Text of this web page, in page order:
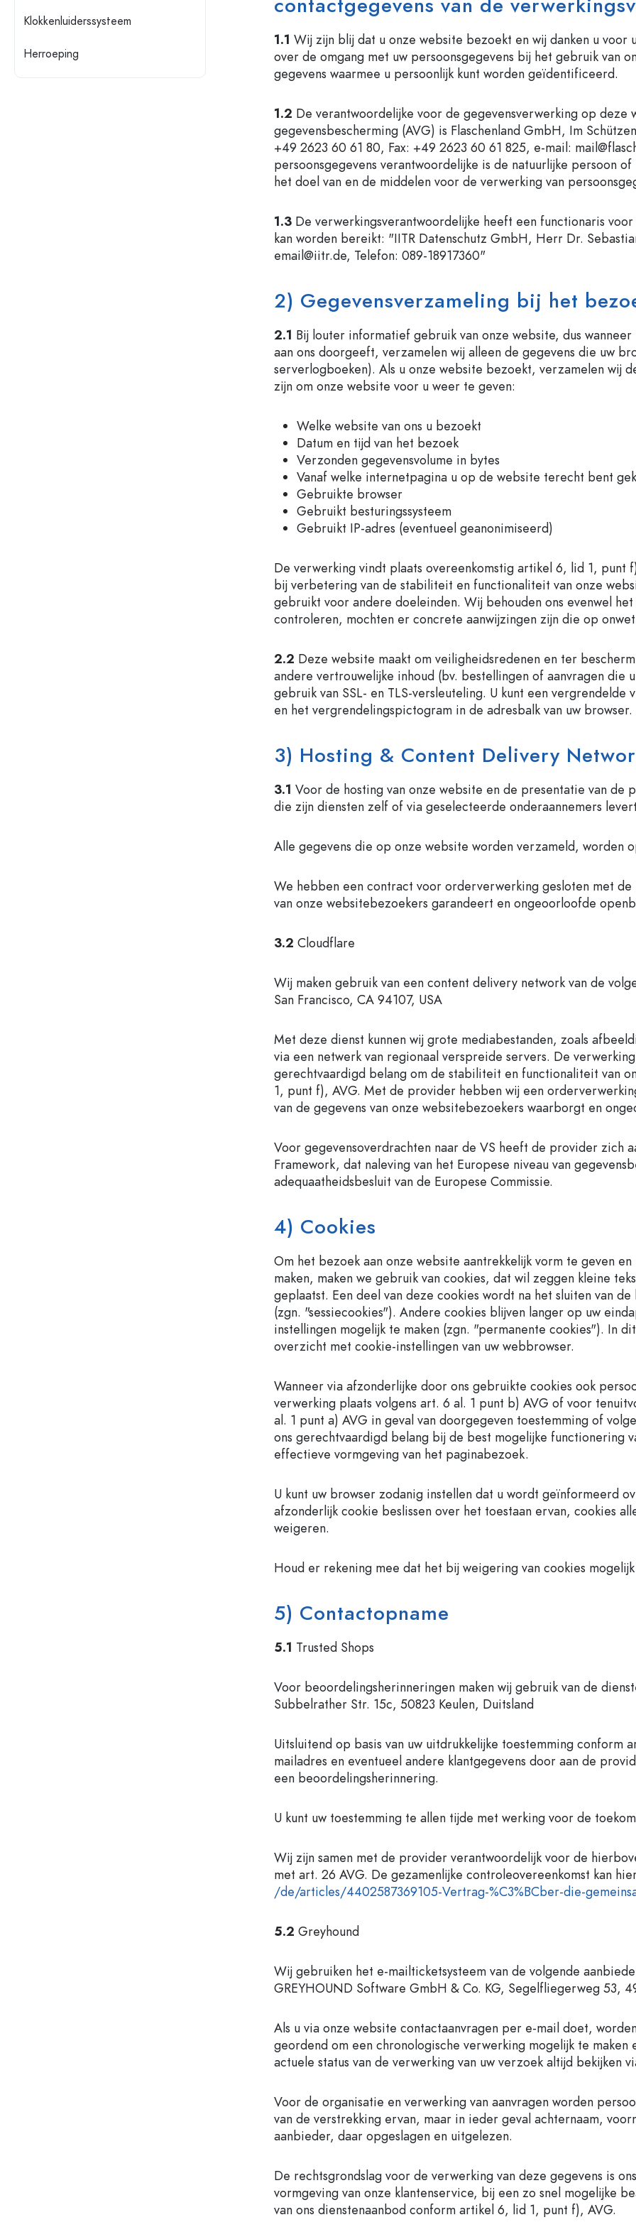
Accessoires
Glazen flessen 200 ml
Glazen flessen 700 ml
Flessen per functie
Pompflesjes
Sprayflessen
Airless Dispenser
Rollerflesjes
Flessen per toepassing
Azijn- en olieflessen
Flessen voor sterkedrank
Likeurflessen
Sapflessen
Parfumflesjes
Kleine en mini flesjes
Knijpflessen
Inmaakflessen
Flessen met motief
Gin flessen
Kerstflessen
Decoratieve flessen
Apothekersflessen
Flessen met lange hals
Polygonale flessen
Speciaal gevormde flessen
Heupflessen
Flessen met brede hals
Cilindrische flessen
Steengoed flessen
Aluminium flessen
Klokkenluiderssysteem
Herroeping
1.1 Wij zijn blij dat u onze website bezoekt en wij danken u
over de omgang met uw persoonsgegevens bij het gebruik van
gegevens waarmee u persoonlijk kunt worden geïdentificeerd.
1.2 De verantwoordelijke voor de gegevensverwerking op deze
gegevensbescherming (AVG) is Flaschenland GmbH, Im
‭+49 2623 60 61 80, Fax: +49 2623 60 61 825, e-mail:
persoonsgegevens verantwoordelijke is de natuurlijke persoon
het doel van en de middelen voor de verwerking van
1.3 De verwerkingsverantwoordelijke heeft een functionaris
kan worden bereikt: "IITR Datenschutz GmbH, Herr Dr.
email@iitr.de, Telefon: 089-18917360"
2) Gegevensverzameling bij het
2.1 Bij louter informatief gebruik van onze website, dus
aan ons doorgeeft, verzamelen wij alleen de gegevens die uw
serverlogboeken). Als u onze website bezoekt, verzamelen wij
zijn om onze website voor u weer te geven:
Welke website van ons u bezoekt
Datum en tijd van het bezoek
Verzonden gegevensvolume in bytes
Vanaf welke internetpagina u op de website terecht bent
Gebruikte browser
Gebruikt besturingssysteem
Gebruikt IP-adres (eventueel geanonimiseerd)
De verwerking vindt plaats overeenkomstig artikel 6, lid 1, punt
bij verbetering van de stabiliteit en functionaliteit van onze
gebruikt voor andere doeleinden. Wij behouden ons evenwel
controleren, mochten er concrete aanwijzingen zijn die op
2.2 Deze website maakt om veiligheidsredenen en ter
andere vertrouwelijke inhoud (bv. bestellingen of aanvragen die
gebruik van SSL- en TLS-versleuteling. U kunt een
en het vergrendelingspictogram in de adresbalk van uw browser.
3) Hosting & Content Delivery
3.1 Voor de hosting van onze website en de presentatie van de
die zijn diensten zelf of via geselecteerde onderaannemers
Alle gegevens die op onze website worden verzameld, worden
We hebben een contract voor orderverwerking gesloten met
van onze websitebezoekers garandeert en ongeoorloofde
3.2 Cloudflare
Wij maken gebruik van een content delivery network van de
San Francisco, CA 94107, USA
Met deze dienst kunnen wij grote mediabestanden, zoals
via een netwerk van regionaal verspreide servers. De
gerechtvaardigd belang om de stabiliteit en functionaliteit van
1, punt f), AVG. Met de provider hebben wij een
van de gegevens van onze websitebezoekers waarborgt en
Voor gegevensoverdrachten naar de VS heeft de provider zich
Framework, dat naleving van het Europese niveau van
adequaatheidsbesluit van de Europese Commissie.
4) Cookies
Om het bezoek aan onze website aantrekkelijk vorm te geven
maken, maken we gebruik van cookies, dat wil zeggen kleine
geplaatst. Een deel van deze cookies wordt na het sluiten van
(zgn. "sessiecookies"). Andere cookies blijven langer op uw
instellingen mogelijk te maken (zgn. "permanente cookies"). In
overzicht met cookie-instellingen van uw webbrowser.
Wanneer via afzonderlijke door ons gebruikte cookies ook
verwerking plaats volgens art. 6 al. 1 punt b) AVG of voor
al. 1 punt a) AVG in geval van doorgegeven toestemming of
ons gerechtvaardigd belang bij de best mogelijke functionering
effectieve vormgeving van het paginabezoek.
U kunt uw browser zodanig instellen dat u wordt geïnformeerd
afzonderlijk cookie beslissen over het toestaan ervan, cookies
weigeren.
Houd er rekening mee dat het bij weigering van cookies
5) Contactopname
5.1 Trusted Shops
Voor beoordelingsherinneringen maken wij gebruik van de
Subbelrather Str. 15c, 50823 Keulen, Duitsland
Uitsluitend op basis van uw uitdrukkelijke toestemming conform
mailadres en eventueel andere klantgegevens door aan de
een beoordelingsherinnering.
U kunt uw toestemming te allen tijde met werking voor de
Wij zijn samen met de provider verantwoordelijk voor de
met art. 26 AVG. De gezamenlijke controleovereenkomst kan
/de/articles/4402587369105-Vertrag-%C3%BCber-die-
5.2 Greyhound
Wij gebruiken het e-mailticketsysteem van de volgende
GREYHOUND Software GmbH & Co. KG, Segelfliegerweg 53,
Als u via onze website contactaanvragen per e-mail doet,
geordend om een chronologische verwerking mogelijk te
actuele status van de verwerking van uw verzoek altijd bekijken
Voor de organisatie en verwerking van aanvragen worden
van de verstrekking ervan, maar in ieder geval achternaam,
aanbieder, daar opgeslagen en uitgelezen.
De rechtsgrondslag voor de verwerking van deze gegevens is
vormgeving van onze klantenservice, bij een zo snel mogelijke
van ons dienstenaanbod conform artikel 6, lid 1, punt f), AVG.